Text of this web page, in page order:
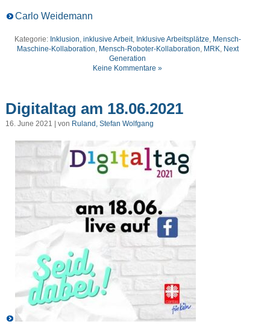
Carlo Weidemann
Kategorie: Inklusion, inklusive Arbeit, Inklusive Arbeitsplätze, Mensch-
Maschine-Kollaboration, Mensch-Roboter-Kollaboration, MRK, Next
Generation
Keine Kommentare »
Digitaltag am 18.06.2021
16. June 2021 | von Ruland, Stefan Wolfgang